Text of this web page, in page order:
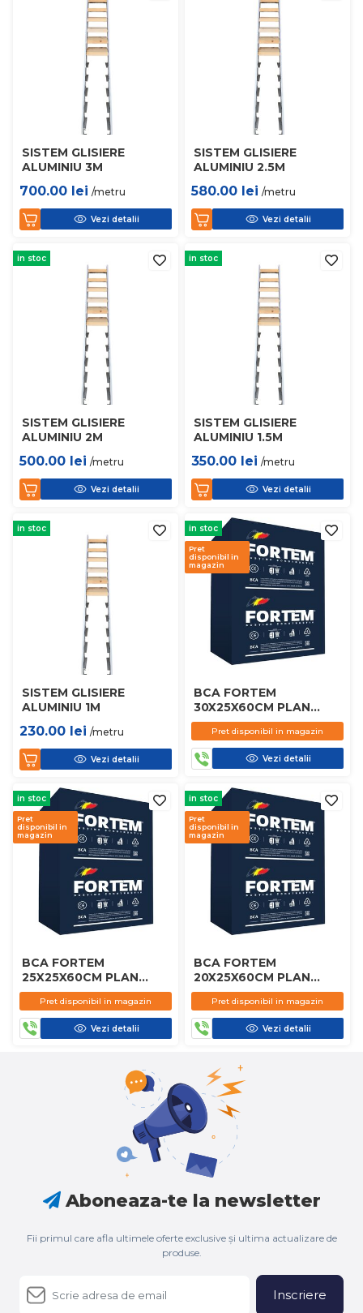
SISTEM GLISIERE
ALUMINIU 3M
700.00 lei /metru
Vezi detalii
SISTEM GLISIERE
ALUMINIU 2.5M
580.00 lei /metru
Vezi detalii
in stoc
SISTEM GLISIERE
ALUMINIU 2M
500.00 lei /metru
Vezi detalii
in stoc
SISTEM GLISIERE
ALUMINIU 1.5M
350.00 lei /metru
Vezi detalii
in stoc
SISTEM GLISIERE
ALUMINIU 1M
230.00 lei /metru
Vezi detalii
in stoc
Pret
disponibil in
magazin
BCA FORTEM
30X25X60CM PLAN
D450
Pret disponibil in magazin
Vezi detalii
in stoc
Pret
disponibil in
magazin
BCA FORTEM
25X25X60CM PLAN
D450
Pret disponibil in magazin
Vezi detalii
in stoc
Pret
disponibil in
magazin
BCA FORTEM
20X25X60CM PLAN
D450
Pret disponibil in magazin
Vezi detalii
Aboneaza-te la newsletter
Fii primul care afla ultimele oferte exclusive și ultima actualizare de
produse.
Inscriere